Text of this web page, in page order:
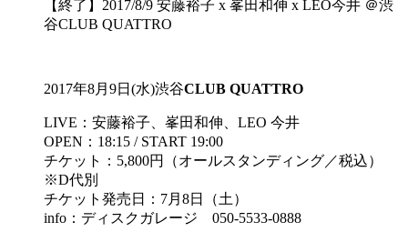
【終了】2017/8/9 安藤裕子 x 峯田和伸 x LEO今井 ＠渋
谷CLUB QUATTRO
2017年8月9日(水)渋谷CLUB QUATTRO
LIVE：安藤裕子、峯田和伸、LEO 今井
OPEN：18:15 / START 19:00
チケット：5,800円（オールスタンディング／税込）
※D代別
チケット発売日：7月8日（土）
info：ディスクガレージ 050-5533-0888